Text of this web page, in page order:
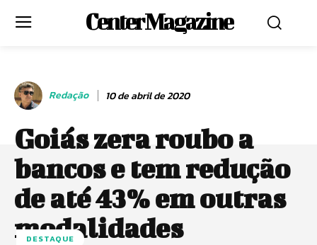
Center Magazine
Redação 10 de abril de 2020
Goiás zera roubo a
bancos e tem redução
de até 43% em outras
modalidades
DESTAQUE